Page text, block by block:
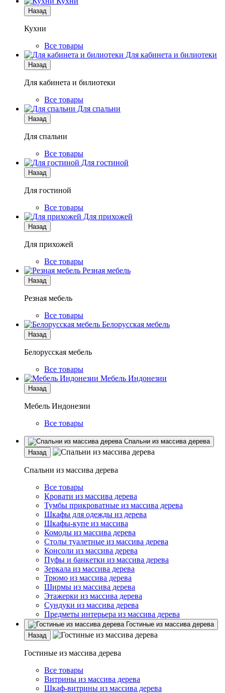
Назад
Кухни
Все товары
Для кабинета и билиотеки
Назад
Для кабинета и билиотеки
Все товары
Для спальни
Назад
Для спальни
Все товары
Для гостиной
Назад
Для гостиной
Все товары
Для прихожей
Назад
Для прихожей
Все товары
Резная мебель
Назад
Резная мебель
Все товары
Белорусская мебель
Назад
Белорусская мебель
Все товары
Мебель Индонезии
Назад
Мебель Индонезии
Все товары
Спальни из массива дерева
Назад
Спальни из массива дерева
Все товары
Кровати из массива дерева
Тумбы прикроватные из массива дерева
Шкафы для одежды из дерева
Шкафы-купе из массива
Комоды из массива дерева
Столы туалетные из массива дерева
Консоли из массива дерева
Пуфы и банкетки из массива дерева
Зеркала из массива дерева
Трюмо из массива дерева
Ширмы из массива дерева
Этажерки из массива дерева
Сундуки из массива дерева
Предметы интерьера из массива дерева
Гостиные из массива дерева
Назад
Гостиные из массива дерева
Все товары
Витрины из массива дерева
Шкаф-витрины из массива дерева